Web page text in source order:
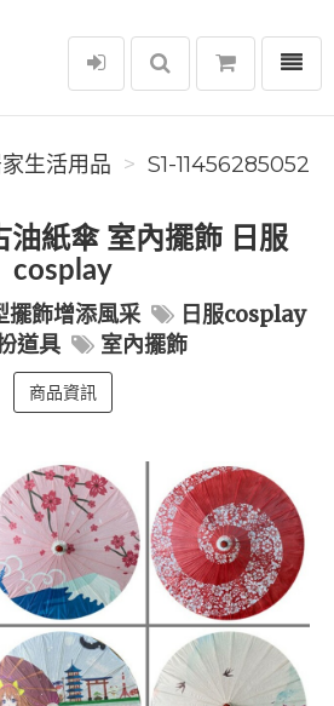
選單
生活用品 S1-11456285052
油紙傘 室內擺飾 日服
cosplay
擺飾增添風采
日服cosplay
道具
室內擺飾
商品資訊